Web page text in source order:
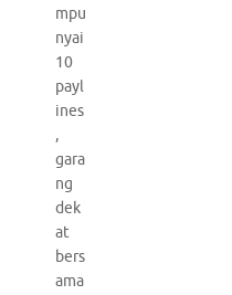
mpu
nyai
10
payl
ines
,
gara
ng
dek
at
bers
ama